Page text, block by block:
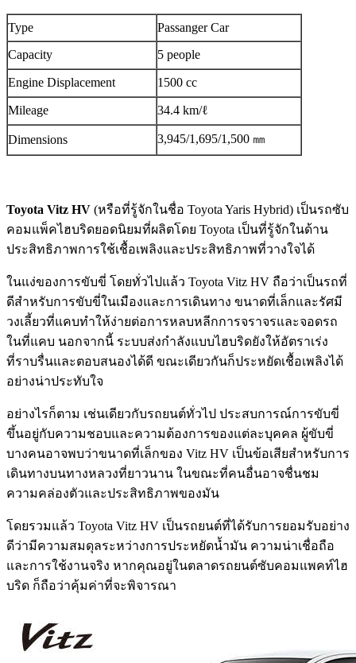
Type
Passanger Car
Capacity
5 people
Engine Displacement 1500 cc
Mileage 34.4 km/ℓ
Dimensions 3,945/1,695/1,500 ㎜
Toyota Vitz HV (หรือที่รู้จักในชื่อ Toyota Yaris Hybrid) เป็นรถซับ
คอมแพ็คไฮบริดยอดนิยมที่ผลิตโดย Toyota เป็นที่รู้จักในด้าน
ประสิทธิภาพการใช้เชื้อเพลิงและประสิทธิภาพที่วางใจได้
ในแง่ของการขับขี่ โดยทั่วไปแล้ว Toyota Vitz HV ถือว่าเป็นรถที่
ดีสำหรับการขับขี่ในเมืองและการเดินทาง ขนาดที่เล็กและรัศมี
วงเลี้ยวที่แคบทำให้ง่ายต่อการหลบหลีกการจราจรและจอดรถ
ในที่แคบ นอกจากนี้ ระบบส่งกำลังแบบไฮบริดยังให้อัตราเร่ง
ที่ราบรื่นและตอบสนองได้ดี ขณะเดียวกันก็ประหยัดเชื้อเพลิงได้
อย่างน่าประทับใจ
อย่างไรก็ตาม เช่นเดียวกับรถยนต์ทั่วไป ประสบการณ์การขับขี่
ขึ้นอยู่กับความชอบและความต้องการของแต่ละบุคคล ผู้ขับขี่
บางคนอาจพบว่าขนาดที่เล็กของ Vitz HV เป็นข้อเสียสำหรับการ
เดินทางบนทางหลวงที่ยาวนาน ในขณะที่คนอื่นอาจชื่นชม
ความคล่องตัวและประสิทธิภาพของมัน
โดยรวมแล้ว Toyota Vitz HV เป็นรถยนต์ที่ได้รับการยอมรับอย่าง
ดีว่ามีความสมดุลระหว่างการประหยัดน้ำมัน ความน่าเชื่อถือ
และการใช้งานจริง หากคุณอยู่ในตลาดรถยนต์ซับคอมแพคท์ไฮ
บริด ก็ถือว่าคุ้มค่าที่จะพิจารณา